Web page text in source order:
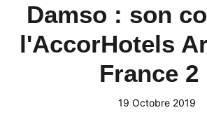
Damso : son
l'AccorHotels
France 2
19 Octobre 2019